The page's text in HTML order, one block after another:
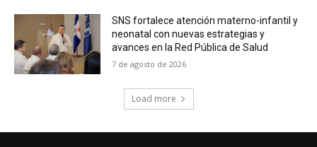
SNS fortalece atención materno-infantil y
neonatal con nuevas estrategias y
avances en la Red Pública de Salud
7 de agosto de 2026
Load more